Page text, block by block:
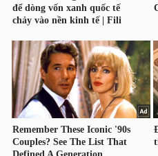
YẾU
TIÊU
DÙNG
THIẾT
YẾU